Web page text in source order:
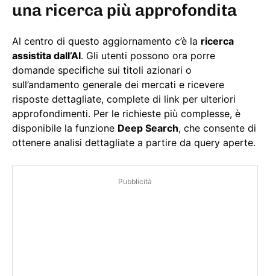
una ricerca più approfondita
Al centro di questo aggiornamento c’è la ricerca
assistita dall’AI. Gli utenti possono ora porre
domande specifiche sui titoli azionari o
sull’andamento generale dei mercati e ricevere
risposte dettagliate, complete di link per ulteriori
approfondimenti. Per le richieste più complesse, è
disponibile la funzione Deep Search, che consente di
ottenere analisi dettagliate a partire da query aperte.
Pubblicità